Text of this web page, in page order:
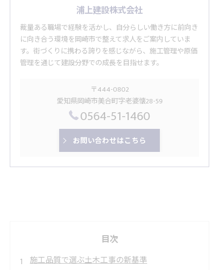
浦上建設株式会社
裁量ある職場で経験を活かし、自分らしい働き方に前向き
に向き合う環境を岡崎市で整えて求人をご案内していま
す。街づくりに携わる誇りを感じながら、施工管理や原価
管理を通じて建設分野での成長を目指せます。
〒444-0802
愛知県岡崎市美合町字老婆懐28-59
0564-51-1460
お問い合わせはこちら
目次
施工品質で選ぶ土木工事の新基準